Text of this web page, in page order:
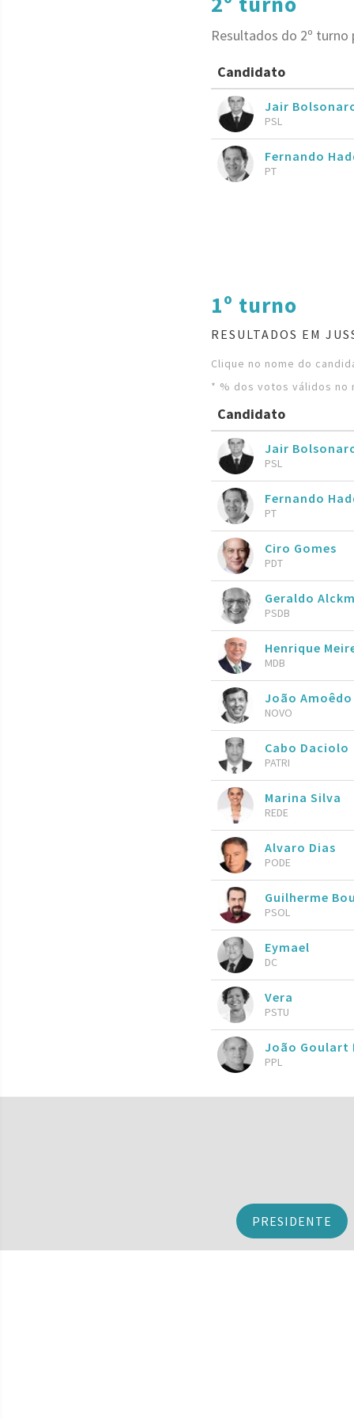
Resultados do 2º
Candidato
Jair
PSL
Fernando
PT
1º turno
RESULTADOS EM
Clique no nome do
* % dos votos válidos no
Candidato
Jair
PSL
Fernando
PT
Ciro Gomes
PDT
Geraldo
PSDB
Henrique
MDB
João Amoêdo
NOVO
Cabo Daciolo
PATRI
Marina Silva
REDE
Alvaro Dias
PODE
Guilherme
PSOL
Eymael
DC
Vera
PSTU
João Goulart
PPL
PRESIDENTE